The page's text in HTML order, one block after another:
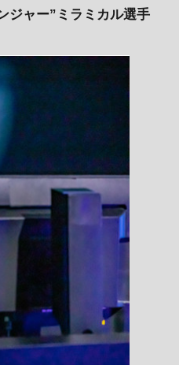
ジャー”ミラミカル選手